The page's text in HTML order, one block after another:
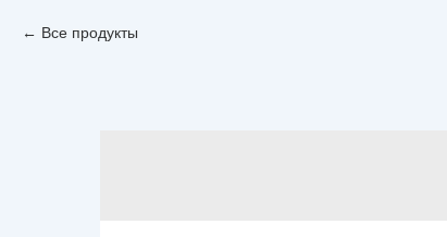
Все продукты